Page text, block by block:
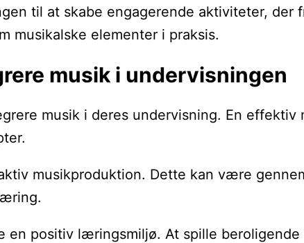
til at skabe engagerende aktiviteter,
musikalske elementer i praksis.
musik i undervisningen
musik i deres undervisning. En
musikproduktion. Dette kan være
positiv læringsmiljø. At spille